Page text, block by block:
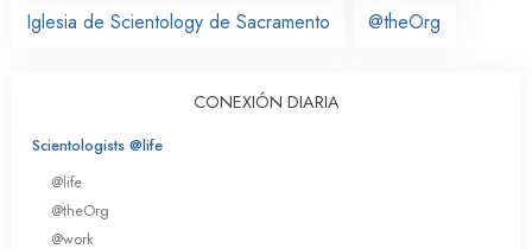
Iglesia de Scientology de Sacramento @theOrg
CONEXIÓN DIARIA
Scientologists @life
@life
@theOrg
@work